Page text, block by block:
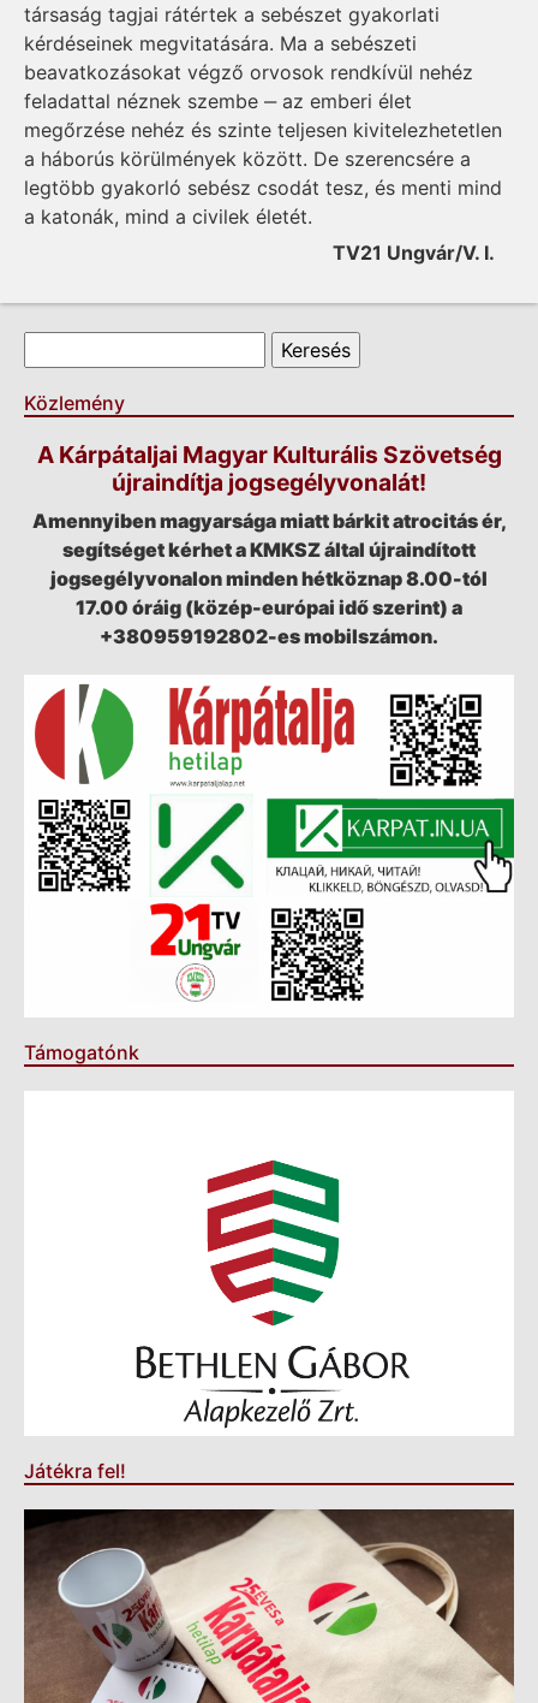
társaság tagjai rátértek a sebészet gyakorlati
kérdéseinek megvitatására. Ma a sebészeti
beavatkozásokat végző orvosok rendkívül nehéz
feladattal néznek szembe ‒ az emberi élet
megőrzése nehéz és szinte teljesen kivitelezhetetlen
a háborús körülmények között. De szerencsére a
legtöbb gyakorló sebész csodát tesz, és menti mind
a katonák, mind a civilek életét.
TV21 Ungvár/V. I.
Keresés űrlap
Közlemény
A Kárpátaljai Magyar Kulturális Szövetség
újraindítja jogsegélyvonalát!
Amennyiben magyarsága miatt bárkit atrocitás ér,
segítséget kérhet a KMKSZ által újraindított
jogsegélyvonalon minden hétköznap 8.00-tól
17.00 óráig (közép-európai idő szerint) a
+380959192802-es mobilszámon.
Támogatónk
Játékra fel!